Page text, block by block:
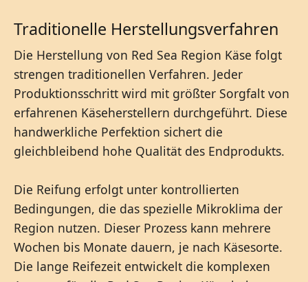
Traditionelle Herstellungsverfahren
Die Herstellung von Red Sea Region Käse folgt
strengen traditionellen Verfahren. Jeder
Produktionsschritt wird mit größter Sorgfalt von
erfahrenen Käseherstellern durchgeführt. Diese
handwerkliche Perfektion sichert die
gleichbleibend hohe Qualität des Endprodukts.
Die Reifung erfolgt unter kontrollierten
Bedingungen, die das spezielle Mikroklima der
Region nutzen. Dieser Prozess kann mehrere
Wochen bis Monate dauern, je nach Käsesorte.
Die lange Reifezeit entwickelt die komplexen